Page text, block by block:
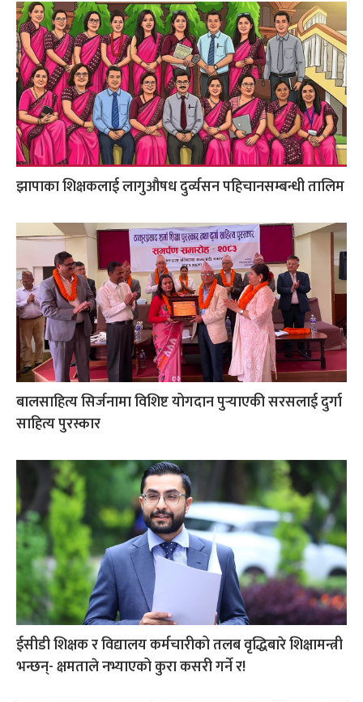
झापाका शिक्षकलाई लागुऔषध दुर्व्यसन पहिचानसम्बन्धी तालिम
बालसाहित्य सिर्जनामा विशिष्ट योगदान पुर्‍याएकी सरसलाई दुर्गा
साहित्य पुरस्कार
ईसीडी शिक्षक र विद्यालय कर्मचारीको तलब वृद्धिबारे शिक्षामन्त्री
भन्छन्- क्षमताले नभ्याएको कुरा कसरी गर्ने र!